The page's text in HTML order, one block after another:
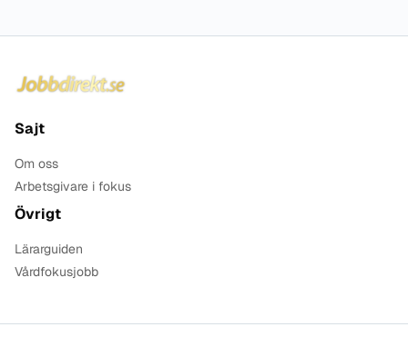
Sajt
Om oss
Arbetsgivare i fokus
Övrigt
Lärarguiden
Vårdfokusjobb